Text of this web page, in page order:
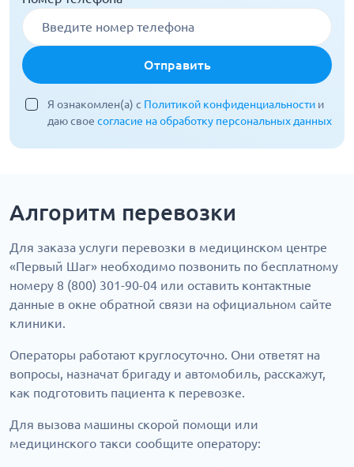
Отправить
Я ознакомлен(а) с Политикой конфиденциальности и
даю свое согласие на обработку персональных данных
Алгоритм перевозки
Для заказа услуги перевозки в медицинском центре
«Первый Шаг» необходимо позвонить по бесплатному
номеру 8 (800) 301-90-04 или оставить контактные
данные в окне обратной связи на официальном сайте
клиники.
Операторы работают круглосуточно. Они ответят на
вопросы, назначат бригаду и автомобиль, расскажут,
как подготовить пациента к перевозке.
Для вызова машины скорой помощи или
медицинского такси сообщите оператору: